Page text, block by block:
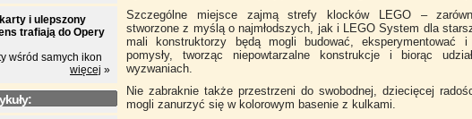
Szczególne miejsce zajmą strefy klocków LEGO –
stworzone z myślą o najmłodszych, jak i LEGO System dla
mali konstruktorzy będą mogli budować, eksperymentować i
pomysły, tworząc niepowtarzalne konstrukcje i biorąc
wyzwaniach.
Nie zabraknie także przestrzeni do swobodnej, dziecięcej
mogli zanurzyć się w kolorowym basenie z kulkami.
i ulepszony
trafiają do Opery
wśród samych ikon
więcej »